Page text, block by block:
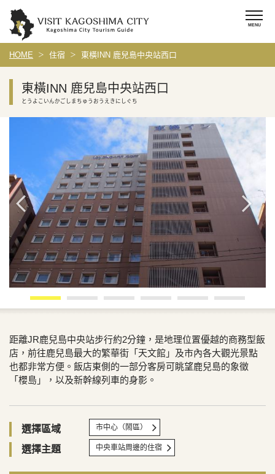
HOME 住宿 東橫INN 鹿兒島中央站西口
東橫INN 鹿兒島中央站西口
とうよこいんかごしまちゅうおうえきにしぐち
距離JR鹿兒島中央站步行約2分鐘，是地理位置優越的商務型飯
店，前往鹿兒島最大的繁華街「天文館」及市內各大觀光景點
也都非常方便。飯店東側的一部分客房可眺望鹿兒島的象徵
「櫻島」，以及新幹線列車的身影。
選擇區域 市中心（鬧區）
選擇主題 中央車站周邊的住宿